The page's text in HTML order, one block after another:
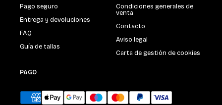
Pago seguro
Entrega y devoluciones
FAQ
Guía de tallas
Condiciones generales de
venta
Contacto
Aviso legal
Carta de gestión de cookies
PAGO